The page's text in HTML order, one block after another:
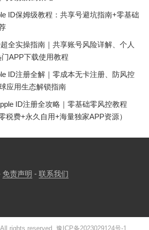
ID保姆级教程：共享号避坑指南+零基础
全实操指南｜共享账号风险详解、个人
APP下载使用教程
ID注册全解｜零成本无卡注册、防风控
应用生态解锁指南
ID注册全攻略｜零基础零风控教程
税费+永久自用+海量独家APP资源）
免责声明 - 联系我们
rights reserved. 豫ICP备2023029124号-1